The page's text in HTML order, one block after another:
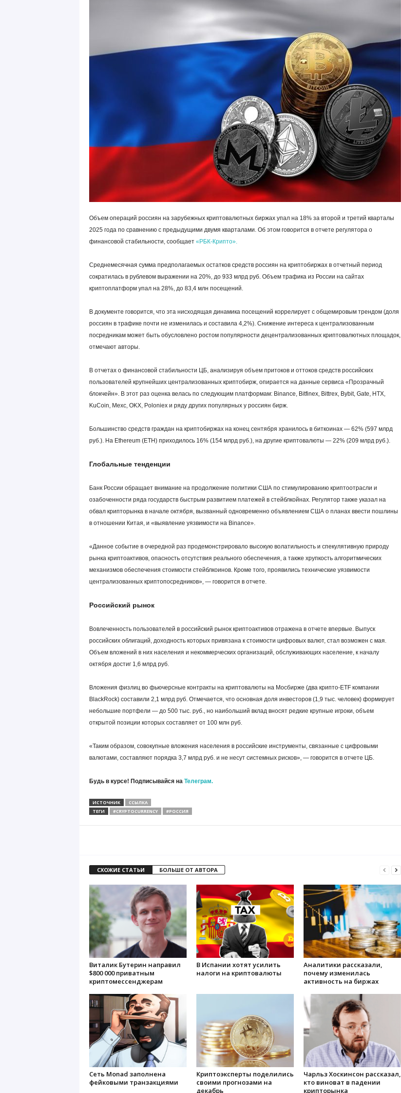
Объем операций россиян на зарубежных криптовалютных биржах упал на 18% за второй и третий кварталы
2025 года по сравнению с предыдущими двумя кварталами. Об этом говорится в отчете регулятора о
финансовой стабильности, сообщает «РБК-Крипто».
Среднемесячная сумма предполагаемых остатков средств россиян на криптобиржах в отчетный период
сократилась в рублевом выражении на 20%, до 933 млрд руб. Объем трафика из России на сайтах
криптоплатформ упал на 28%, до 83,4 млн посещений.
В документе говорится, что эта нисходящая динамика посещений коррелирует с общемировым трендом (доля
россиян в трафике почти не изменилась и составила 4,2%). Снижение интереса к централизованным
посредникам может быть обусловлено ростом популярности децентрализованных криптовалютных площадок,
отмечают авторы.
В отчетах о финансовой стабильности ЦБ, анализируя объем притоков и оттоков средств российских
пользователей крупнейших централизованных криптобирж, опирается на данные сервиса «Прозрачный
блокчейн». В этот раз оценка велась по следующим платформам: Binance, Bitfinex, Bittrex, Bybit, Gate, HTX,
KuCoin, Mexc, OKX, Poloniex и ряду других популярных у россиян бирж.
Большинство средств граждан на криптобиржах на конец сентября хранилось в биткоинах — 62% (597 млрд
руб.). На Еthereum (ETH) приходилось 16% (154 млрд руб.), на другие криптовалюты — 22% (209 млрд руб.).
Глобальные тенденции
Банк России обращает внимание на продолжение политики США по стимулированию криптоотрасли и
озабоченности ряда государств быстрым развитием платежей в стейблкойнах. Регулятор также указал на
обвал крипторынка в начале октября, вызванный одновременно объявлением США о планах ввести пошлины
в отношении Китая, и «выявление уязвимости на Binance».
«Данное событие в очередной раз продемонстрировало высокую волатильность и спекулятивную природу
рынка криптоактивов, опасность отсутствия реального обеспечения, а также хрупкость алгоритмических
механизмов обеспечения стоимости стейблкоинов. Кроме того, проявились технические уязвимости
централизованных криптопосредников», — говорится в отчете.
Российский рынок
Вовлеченность пользователей в российский рынок криптоактивов отражена в отчете впервые. Выпуск
российских облигаций, доходность которых привязана к стоимости цифровых валют, стал возможен с мая.
Объем вложений в них населения и некоммерческих организаций, обслуживающих население, к началу
октября достиг 1,6 млрд руб.
Вложения физлиц во фьючерсные контракты на криптовалюты на Мосбирже (два крипто-ETF компании
BlackRock) составили 2,1 млрд руб. Отмечается, что основная доля инвесторов (1,9 тыс. человек) формирует
небольшие портфели — до 500 тыс. руб., но наибольший вклад вносят редкие крупные игроки, объем
открытой позиции которых составляет от 100 млн руб.
«Таким образом, совокупные вложения населения в российские инструменты, связанные с цифровыми
валютами, составляют порядка 3,7 млрд руб. и не несут системных рисков», — говорится в отчете ЦБ.
Будь в курсе! Подписывайся на Телеграм.
ИСТОЧНИК
ССЫЛКА
ТЕГИ
#CRYPTOCURRENCY #РОССИЯ
СХОЖИЕ СТАТЬИ БОЛЬШЕ ОТ АВТОРА
Виталик Бутерин направил
$800 000 приватным
криптомессенджерам
В Испании хотят усилить
налоги на криптовалюты
Аналитики рассказали,
почему изменилась
активность на биржах
Сеть Monad заполнена
фейковыми транзакциями
Криптоэксперты поделились
своими прогнозами на
декабрь
Чарльз Хоскинсон рассказал,
кто виноват в падении
крипторынка